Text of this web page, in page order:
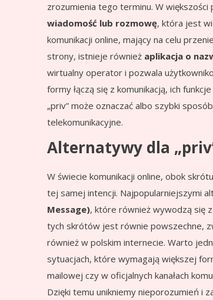
zrozumienia tego terminu. W
wiadomość lub rozmowę, która jest
komunikacji online, mający na celu
strony, istnieje również aplikacja o
wirtualny operator i pozwala
formy łączą się z komunikacją, ich
„priv” może oznaczać albo szybki
telekomunikacyjne.
Alternatywy dla
W świecie komunikacji online, obok
tej samej intencji. Najpopularniejszymi
Message), które również wywodzą się
tych skrótów jest równie powszechne,
również w polskim internecie. Warto
sytuacjach, które wymagają większej
mailowej czy w oficjalnych kanałach
Dzięki temu unikniemy nieporozumień i